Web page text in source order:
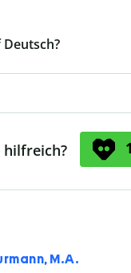
Deutsch?
1
M.A.